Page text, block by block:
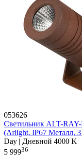
053626
Светильник ALT-
(Arlight, IP67 Металл, 3
Day | Дневной 4000 K
5 99936